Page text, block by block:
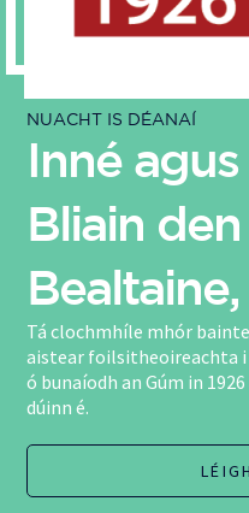
NUACHT IS DÉANAÍ
Inné
Bliain
Tá clochmhíle mhór
aistear foilsitheoireachta i
ó bunaíodh an Gúm in
dúinn é.